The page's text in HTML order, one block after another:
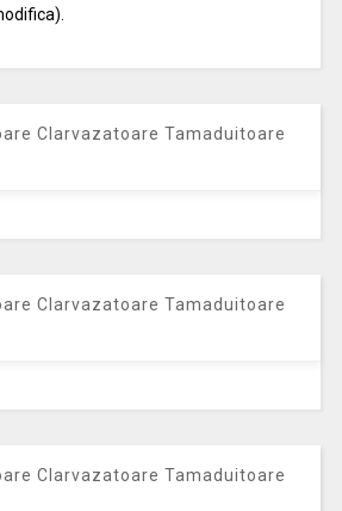
Clarvazatoare Tamaduitoare
Clarvazatoare Tamaduitoare
Clarvazatoare Tamaduitoare